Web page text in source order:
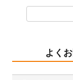
2023/9/1
2023/8/18
よく